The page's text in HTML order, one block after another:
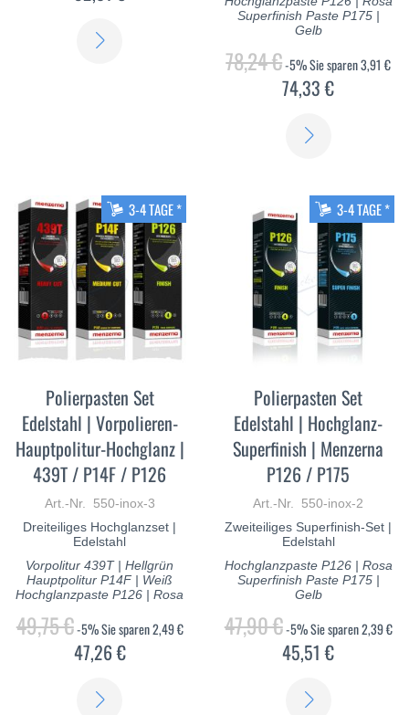
Superfinish Paste P175 |
Gelb
78,24 €-5%Sie sparen3,91 €
74,33 €
3-4 TAGE *
Polierpasten Set
Edelstahl | Vorpolieren-
Hauptpolitur-Hochglanz |
439T / P14F / P126
Art.-Nr. 550-inox-3
Dreiteiliges Hochglanzset |
Edelstahl
Vorpolitur 439T | Hellgrün
Hauptpolitur P14F | Weiß
Hochglanzpaste P126 | Rosa
49,75 €-5%Sie sparen2,49 €
47,26 €
3-4 TAGE *
Polierpasten Set
Edelstahl | Hochglanz-
Superfinish | Menzerna
P126 / P175
Art.-Nr. 550-inox-2
Zweiteiliges Superfinish-Set |
Edelstahl
Hochglanzpaste P126 | Rosa
Superfinish Paste P175 |
Gelb
47,90 €-5%Sie sparen2,39 €
45,51 €